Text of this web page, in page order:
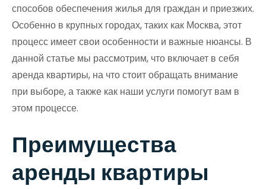
способов обеспечения жилья для граждан и приезжих.
Особенно в крупных городах, таких как Москва, этот
процесс имеет свои особенности и важные нюансы. В
данной статье мы рассмотрим, что включает в себя
аренда квартиры, на что стоит обращать внимание
при выборе, а также как наши услуги помогут вам в
этом процессе.
Преимущества
аренды квартиры